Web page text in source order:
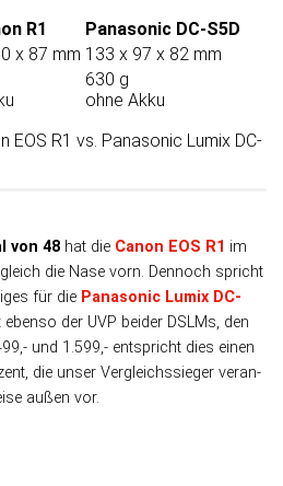
R1
Panasonic DC-S5D
x 87 mm 133 x 97 x 82 mm
630 g
ohne Akku
von 48 hat die Canon EOS R1 im
die Nase vorn. Dennoch spricht
für die Panasonic Lumix DC-
der UVP bei­der DSLMs, den
und 1.599,- ent­spricht dies einen
die unser Ver­gleichs­sieger veran­
außen vor.